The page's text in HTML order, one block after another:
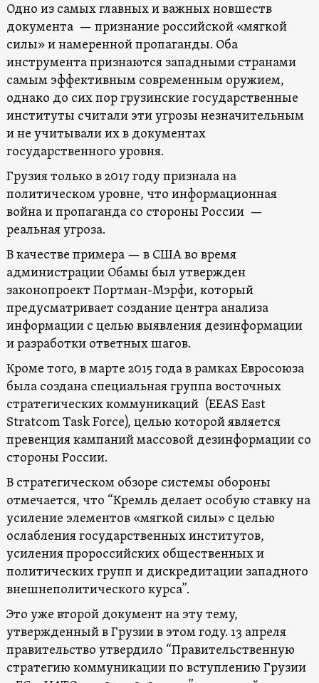
Одно из самых главных и важных новшеств
документа — признание российской «мягкой
силы» и намеренной пропаганды. Оба
инструмента признаются западными странами
самым эффективным современным оружием,
однако до сих пор грузинские государственные
институты считали эти угрозы незначительным
и не учитывали их в документах
государственного уровня.
Грузия только в 2017 году признала на
политическом уровне, что информационная
война и пропаганда со стороны России —
реальная угроза.
В качестве примера — в США во время
администрации Обамы был утвержден
законопроект Портман-Мэрфи, который
предусматривает создание центра анализа
информации с целью выявления дезинформации
и разработки ответных шагов.
Кроме того, в марте 2015 года в рамках Евросоюза
была создана специальная группа восточных
стратегических коммуникаций (EEAS East
Stratcom Task Force), целью которой является
превенция кампаний массовой дезинформации со
стороны России.
В стратегическом обзоре системы обороны
отмечается, что “Кремль делает особую ставку на
усиление элементов «мягкой силы» с целью
ослабления государственных институтов,
усиления пророссийских общественных и
политических групп и дискредитации западного
внешнеполитического курса”.
Это уже второй документ на эту тему,
утвержденный в Грузии в этом году. 13 апреля
правительство утвердило “Правительственную
стратегию коммуникации по вступлению Грузии